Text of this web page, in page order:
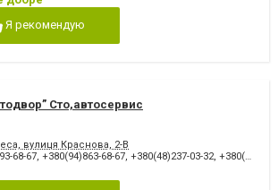
Я рекомендую
Сто,автосервис
вулиця Краснова, 2-В
68-67, +380(94)863-68-67, +380(48)237-03-32, +380(48)237-03-21